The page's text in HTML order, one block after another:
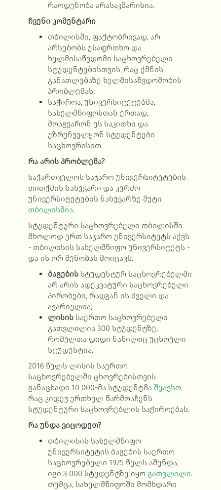
რაოდენობა არასაკმარისია.
ჩვენი კომენტარი
თბილისში, ფაქტობრივად, არ
არსებობს უსაფრთხო და
ხელმისაწვდომი საცხოვრებელი
სტუდენტებისთვის, რაც ქმნის
განათლებაზე ხელმისაწვდომობის
პრობლემას;
საჭიროა, უნივერსიტეტებმა,
სახელმწიფოსთან ერთად,
მოაგვარონ ეს საკითხი და
უზრუნველყონ სტუდენტები
საცხოვრისით.
რა არის პრობლემა?
საქართველოს საჯარო უნივერსიტეტების
თითქმის ნახევარი და კერძო
უნივერსიტეტების ნახევარზე მეტი
თბილისშია.
სტუდენტური საცხოვრებელი თბილისში
მხოლოდ ერთ საჯარო უნივერსიტეტს აქვს
- თბილისის სახელმწიფო უნივერსიტეტს -
და ის ორ შენობას მოიცავს.
ბაგების სტუდენტურ საცხოვრებელში
არ არის ადეკვატური საცხოვრებელი
პირობები, რადგან ის ძველი და
ავარიულია;
ლისის საერთო საცხოვრებელი
გათვლილია 300 სტუდენტზე,
რომელთა დიდი ნაწილიც უცხოელი
სტუდენტია.
2016 წელს ლისის საერთო
საცხოვრებელში ცხოვრებისთვის
განაცხადი 10 000-მა სტუდენტმა შეავსო,
რაც კიდევ ერთხელ წარმოაჩენს
სტუდენტური საცხოვრებლის საჭიროებას.
რა უნდა ვიცოდეთ?
თბილისის სახელმწიფო
უნივერსიტეტის ბაგების საერთო
საცხოვრებელი 1975 წელს აშენდა,
იგი 3 000 სტუდენტზე იყო გათვლილი.
თუმცა, სახელმწიფოში მომხდარი